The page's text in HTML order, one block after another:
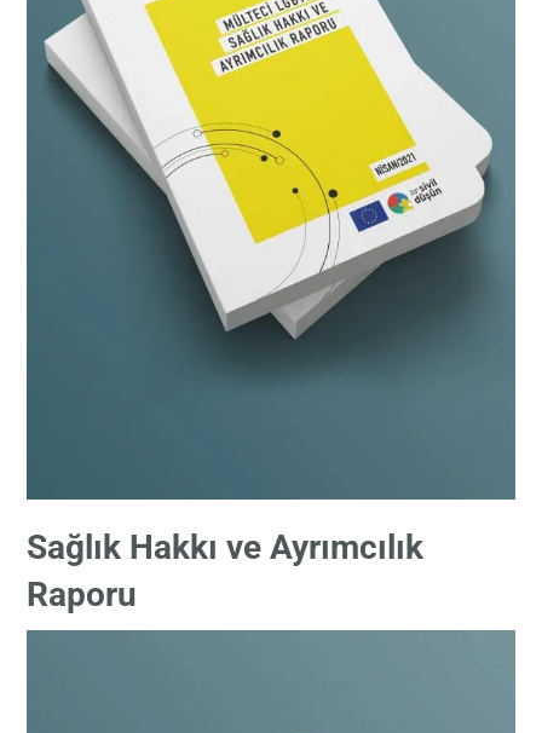
Sağlık Hakkı ve Ayrımcılık
Raporu